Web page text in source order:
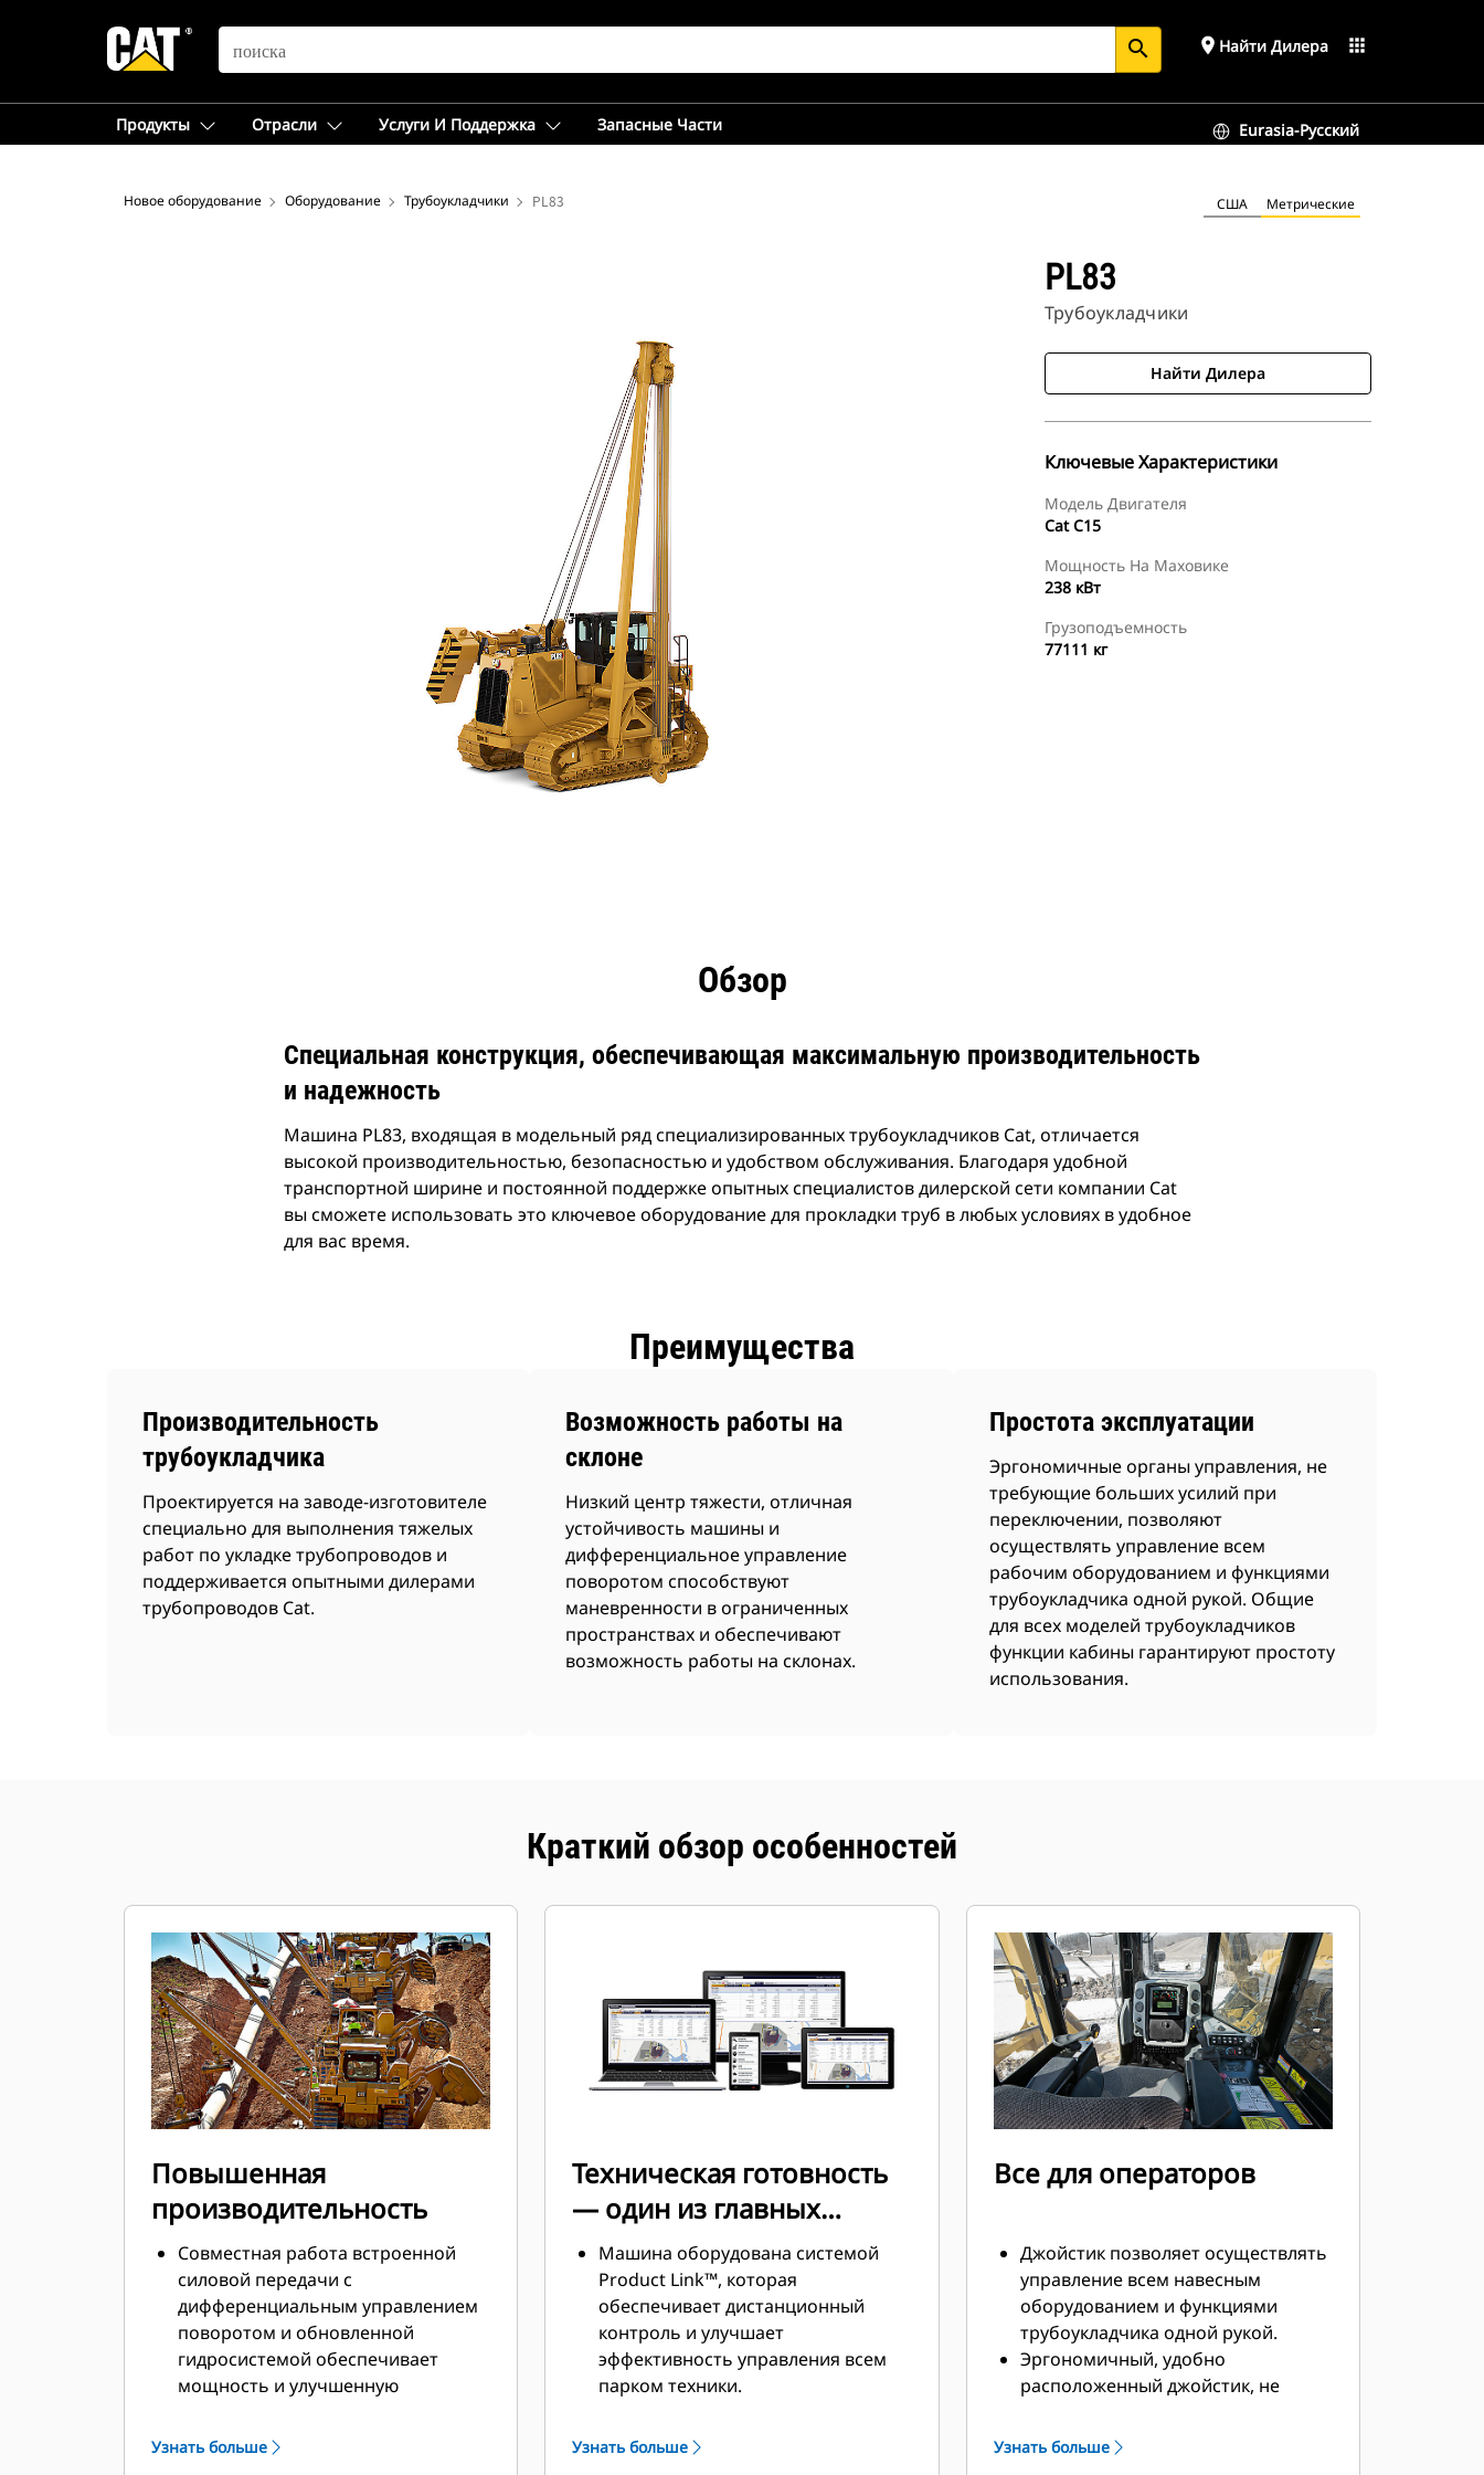
SEARCH search place Найти Дилера apps
Продукты Отрасли Услуги И Поддержка Запасные Части Eurasia-Русский
Новое оборудование Оборудование Трубоукладчики PL83 США Метрические
PL83
Трубоукладчики
Найти Дилера
Ключевые Характеристики
Модель Двигателя
Cat C15
Мощность На Маховике
238 кВт
Грузоподъемность
77111 кг
Обзор
Специальная конструкция, обеспечивающая максимальную производительность
и надежность
Машина PL83, входящая в модельный ряд специализированных трубоукладчиков Cat, отличается
высокой производительностью, безопасностью и удобством обслуживания. Благодаря удобной
транспортной ширине и постоянной поддержке опытных специалистов дилерской сети компании Cat
вы сможете использовать это ключевое оборудование для прокладки труб в любых условиях в удобное
для вас время.
Преимущества
Производительность
трубоукладчика
Проектируется на заводе-изготовителе
специально для выполнения тяжелых
работ по укладке трубопроводов и
поддерживается опытными дилерами
трубопроводов Cat.
Возможность работы на
склоне
Низкий центр тяжести, отличная
устойчивость машины и
дифференциальное управление
поворотом способствуют
маневренности в ограниченных
пространствах и обеспечивают
возможность работы на склонах.
Простота эксплуатации
Эргономичные органы управления, не
требующие больших усилий при
переключении, позволяют
осуществлять управление всем
рабочим оборудованием и функциями
трубоукладчика одной рукой. Общие
для всех моделей трубоукладчиков
функции кабины гарантируют простоту
использования.
Краткий обзор особенностей
Повышенная
производительность
Совместная работа встроенной
силовой передачи с
дифференциальным управлением
поворотом и обновленной
гидросистемой обеспечивает
мощность и улучшенную
условиях применения
Узнать больше
Техническая готовность
— один из главных
приоритетов
Машина оборудована системой
Product Link™, которая
обеспечивает дистанционный
контроль и улучшает
эффективность управления всем
парком техники.
двигателя расположены с левой
Узнать больше
Все для операторов
Джойстик позволяет осуществлять
управление всем навесным
оборудованием и функциями
трубоукладчика одной рукой.
Эргономичный, удобно
расположенный джойстик, не
переключения, обеспечивает
Узнать больше